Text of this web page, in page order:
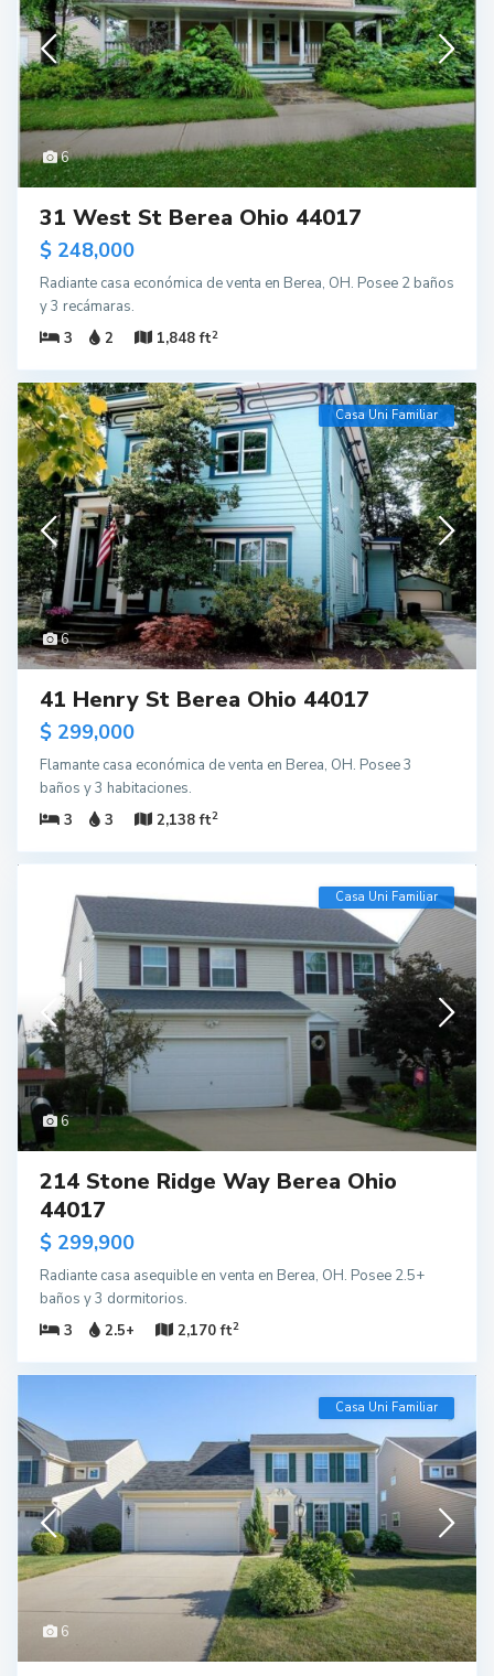
6
31 West St Berea Ohio 44017
$ 248,000
Radiante casa económica de venta en Berea, OH. Posee 2 baños
y 3 recámaras.
3
2 1,848 ft2
6
Casa Uni Familiar
41 Henry St Berea Ohio 44017
$ 299,000
Flamante casa económica de venta en Berea, OH. Posee 3
baños y 3 habitaciones.
3
3 2,138 ft2
6
Casa Uni Familiar
214 Stone Ridge Way Berea Ohio
44017
$ 299,900
Radiante casa asequible en venta en Berea, OH. Posee 2.5+
baños y 3 dormitorios.
3
2.5+ 2,170 ft2
6
Casa Uni Familiar